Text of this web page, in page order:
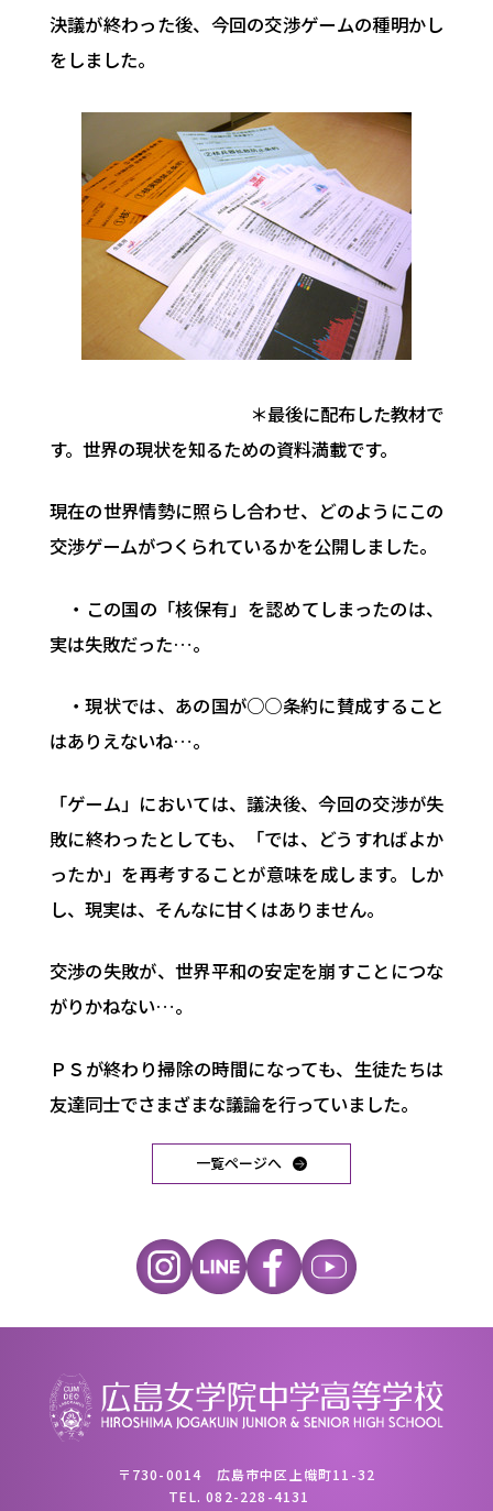
決議が終わった後、今回の交渉ゲームの種明かし
をしました。
＊最後に配布した教材で
す。世界の現状を知るための資料満載です。
現在の世界情勢に照らし合わせ、どのようにこの
交渉ゲームがつくられているかを公開しました。
・この国の「核保有」を認めてしまったのは、
実は失敗だった…。
・現状では、あの国が○○条約に賛成すること
はありえないね…。
「ゲーム」においては、議決後、今回の交渉が失
敗に終わったとしても、「では、どうすればよか
ったか」を再考することが意味を成します。しか
し、現実は、そんなに甘くはありません。
交渉の失敗が、世界平和の安定を崩すことにつな
がりかねない…。
ＰＳが終わり掃除の時間になっても、生徒たちは
友達同士でさまざまな議論を行っていました。
一覧ページへ
〒730-0014 広島市中区上幟町11-32
TEL.082-228-4131